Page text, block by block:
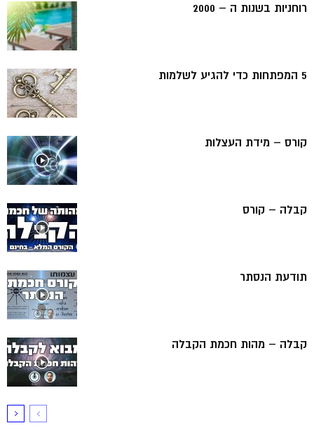
רוחניות בשנות ה – 2000
5 המפתחות כדי להגיע לשלמות
קורס – מידת העצלות
קבלה – קורס
תודעת הנסתר
קבלה – מהות חכמת הקבלה